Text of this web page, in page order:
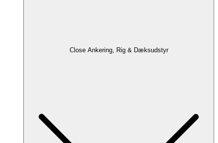
Close Ankering, Rig & Dæksudstyr